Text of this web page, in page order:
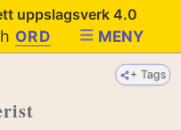
uppslagsverk 4.0
ORD MENY
+ Tags